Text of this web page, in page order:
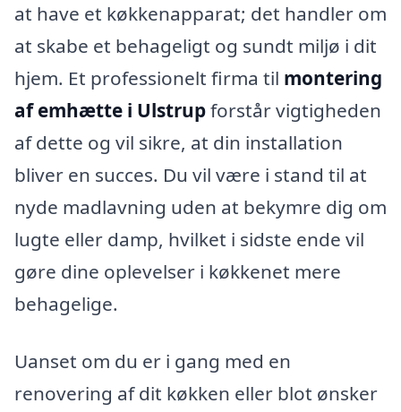
at have et køkkenapparat; det handler om
at skabe et behageligt og sundt miljø i dit
hjem. Et professionelt firma til montering
af emhætte i Ulstrupforstår vigtigheden
af dette og vil sikre, at din installation
bliver en succes. Du vil være i stand til at
nyde madlavning uden at bekymre dig om
lugte eller damp, hvilket i sidste ende vil
gøre dine oplevelser i køkkenet mere
behagelige.
Uanset om du er i gang med en
renovering af dit køkken eller blot ønsker